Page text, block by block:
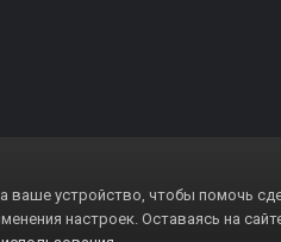
ваше устройство, чтобы помочь
настроек. Оставаясь на